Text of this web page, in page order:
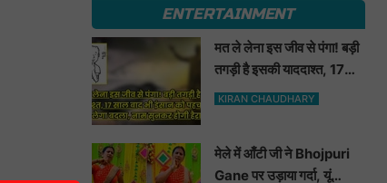
ENTERTAINMENT
मत ले लेना इस जीव से पंगा! बड़ी
तगड़ी है इसकी याददाश्त, 17
साल बाद भी इंसान को पहचानकर
KIRAN CHAUDHARY
मेले में आँटी जी ने Bhojpuri
Gane पर उड़ाया गर्दा, यूं